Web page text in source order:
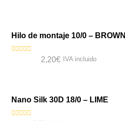
Hilo de montaje 10/0 – BROWN
2,20€ IVA incluido
Nano Silk 30D 18/0 – LIME